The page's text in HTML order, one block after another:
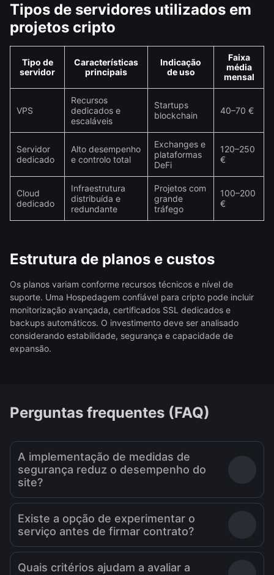
Tipos de servidores utilizados em
projetos cripto
Tipo de
servidor
Características
principais
Indicação
de uso
Faixa
média
mensal
VPS
Recursos
dedicados e
escaláveis
Startups
blockchain
40–70 €
Servidor
dedicado
Alto desempenho
e controlo total
Exchanges e
plataformas
DeFi
120–250
€
Cloud
dedicado
Infraestrutura
distribuída e
redundante
Projetos com
grande
tráfego
100–200
€
Estrutura de planos e custos
Os planos variam conforme recursos técnicos e nível de
suporte. Uma Hospedagem confiável para cripto pode incluir
monitorização avançada, certificados SSL dedicados e
backups automáticos. O investimento deve ser analisado
considerando estabilidade, segurança e capacidade de
expansão.
Perguntas frequentes (FAQ)
A implementação de medidas de
segurança reduz o desempenho do
site?
Existe a opção de experimentar o
serviço antes de firmar contrato?
Quais critérios ajudam a avaliar a